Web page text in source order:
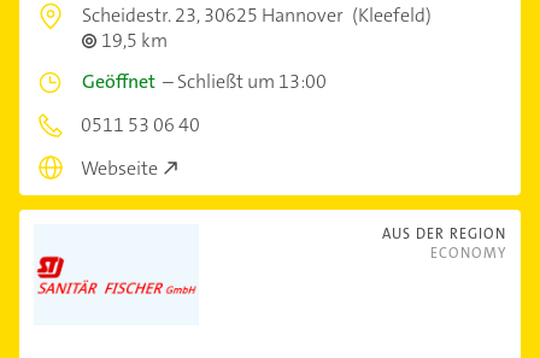
Scheidestr. 23,30625 Hannover (Kleefeld)
19,5 km
Geöffnet –Schließt um 13:00
0511 53 06 40
Webseite
AUS DER REGION
ECONOMY